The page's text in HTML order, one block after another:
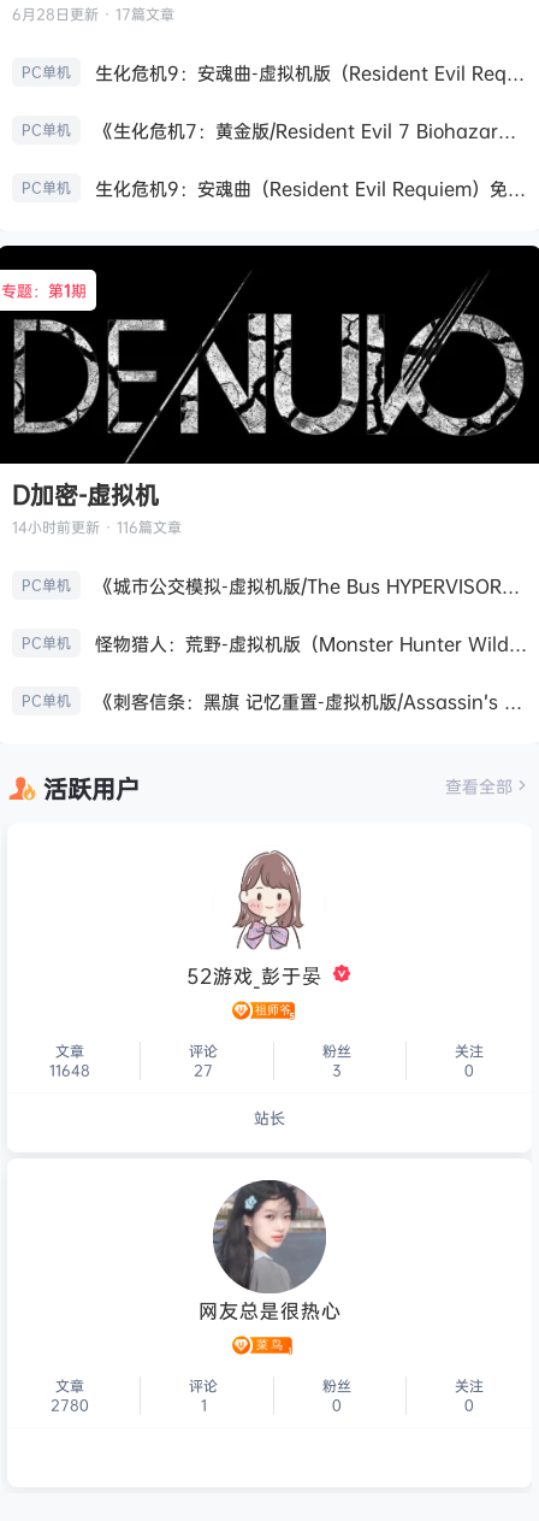
6月28日更新 · 17篇文章
PC单机 生化危机9：安魂曲-虚拟机版（Resident Evil Requiem HYPERVISOR）免安装中文版
PC单机 《生化危机7：黄金版/Resident Evil 7 Biohazard》免安装中文版
PC单机 生化危机9：安魂曲（Resident Evil Requiem）免安装中文版
专题：第1期
D加密-虚拟机
14小时前更新 · 116篇文章
PC单机 《城市公交模拟-虚拟机版/The Bus HYPERVISOR》免安装中文版
PC单机 怪物猎人：荒野-虚拟机版（Monster Hunter Wilds HYPERVISOR）免安装中文版
PC单机 《刺客信条：黑旗 记忆重置-虚拟机版/Assassin’s Creed Black Flag Resynced HYPERVISOR》免安装中文版
活跃用户 查看全部
52游戏_彭于晏
文章
11648
评论
27
粉丝
3
关注
0
站长
个人主页
网友总是很热心
文章
2780
评论
1
粉丝
0
关注
0